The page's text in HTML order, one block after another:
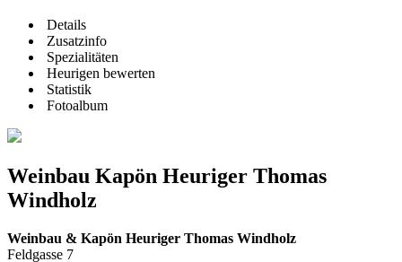
Details
Zusatzinfo
Spezialitäten
Heurigen bewerten
Statistik
Fotoalbum
Weinbau Kapön Heuriger Thomas
Windholz
Weinbau & Kapön Heuriger Thomas Windholz
Feldgasse 7